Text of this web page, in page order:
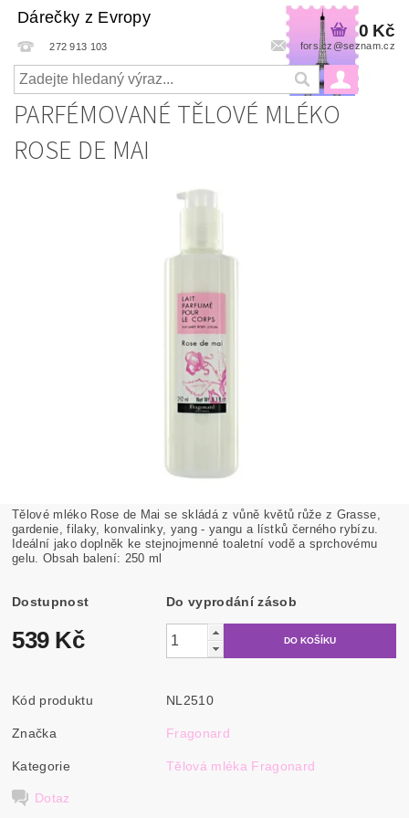
Dárečky z Evropy
272 913 103 fors.cz@seznam.cz
0 Kč
PARFÉMOVANÉ TĚLOVÉ MLÉKO
ROSE DE MAI
Tělové mléko Rose de Mai se skládá z vůně květů růže z Grasse,
gardenie, filaky, konvalinky, yang - yangu a lístků černého rybízu.
Ideální jako doplněk ke stejnojmenné toaletní vodě a sprchovému
gelu. Obsah balení: 250 ml
Dostupnost Do vyprodání zásob
539 Kč
Kód produktu NL2510
Značka Fragonard
Kategorie Tělová mléka Fragonard
Dotaz